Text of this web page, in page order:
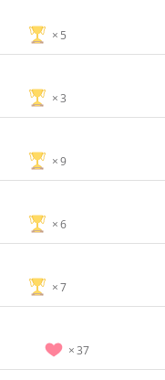
5
3
9
6
7
37